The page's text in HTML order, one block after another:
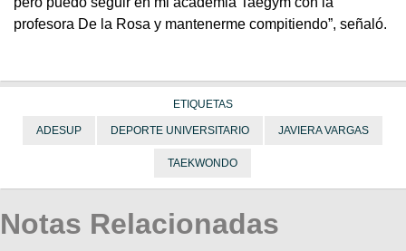
profesora De la Rosa y mantenerme compitiendo”, señaló.
ETIQUETAS
ADESUP DEPORTE UNIVERSITARIO JAVIERA VARGAS
TAEKWONDO
Notas Relacionadas